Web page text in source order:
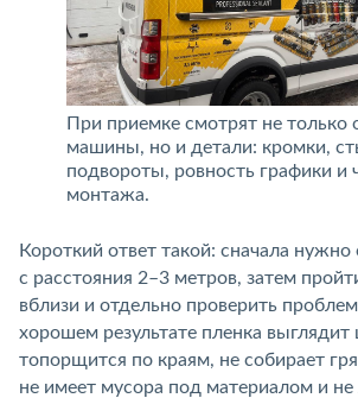
При приемке смотрят не только
машины, но и детали: кромки,
подвороты, ровность графики и
монтажа.
Короткий ответ такой: сначала
с расстояния 2–3 метров, затем
вблизи и отдельно проверить
хорошем результате пленка выглядит
топорщится по краям, не собирает
не имеет мусора под материалом и не